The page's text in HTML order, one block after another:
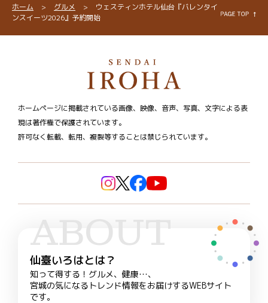
ホーム > グルメ >
ウェスティンホテル仙台『バレンタイ
ンスイーツ2026』予約開始
ホームページに掲載されている画像、映像、音声、写真、文字による表
現は著作権で保護されています。
許可なく転載、転用、複製等することは禁じられています。
ABOUT
仙臺いろはとは？
知って得する！グルメ、健康…、
宮城の気になるトレンド情報をお届けするWEBサイト
です。